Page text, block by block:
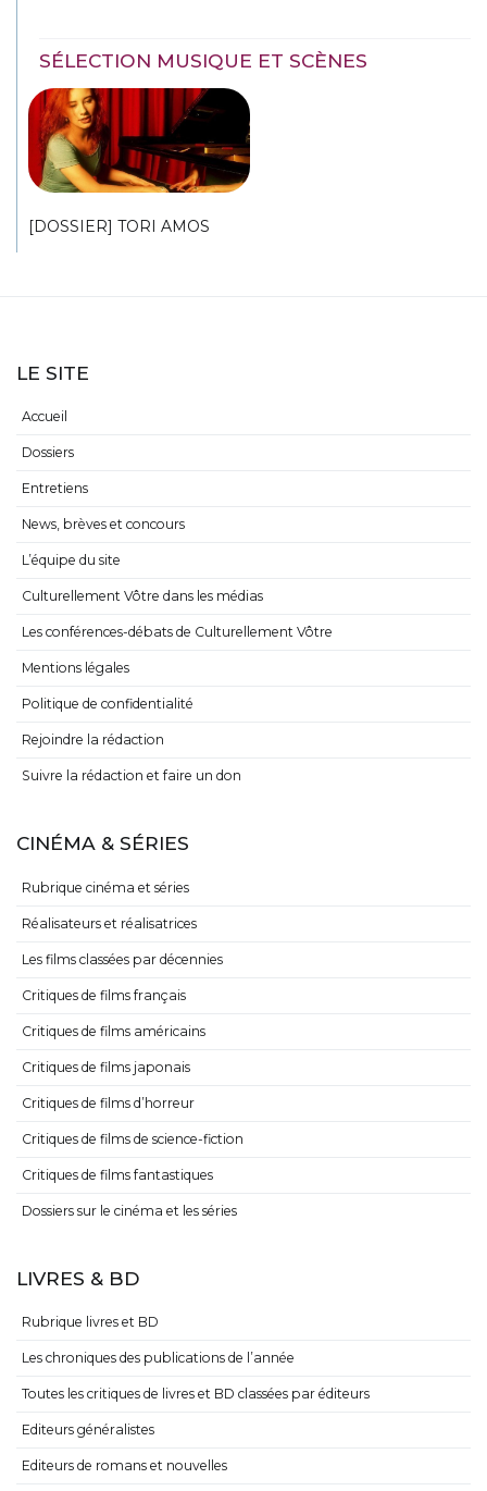
SÉLECTION MUSIQUE ET SCÈNES
[DOSSIER] TORI AMOS
LE SITE
Accueil
Dossiers
Entretiens
News, brèves et concours
L’équipe du site
Culturellement Vôtre dans les médias
Les conférences-débats de Culturellement Vôtre
Mentions légales
Politique de confidentialité
Rejoindre la rédaction
Suivre la rédaction et faire un don
CINÉMA & SÉRIES
Rubrique cinéma et séries
Réalisateurs et réalisatrices
Les films classées par décennies
Critiques de films français
Critiques de films américains
Critiques de films japonais
Critiques de films d’horreur
Critiques de films de science-fiction
Critiques de films fantastiques
Dossiers sur le cinéma et les séries
LIVRES & BD
Rubrique livres et BD
Les chroniques des publications de l’année
Toutes les critiques de livres et BD classées par éditeurs
Editeurs généralistes
Editeurs de romans et nouvelles